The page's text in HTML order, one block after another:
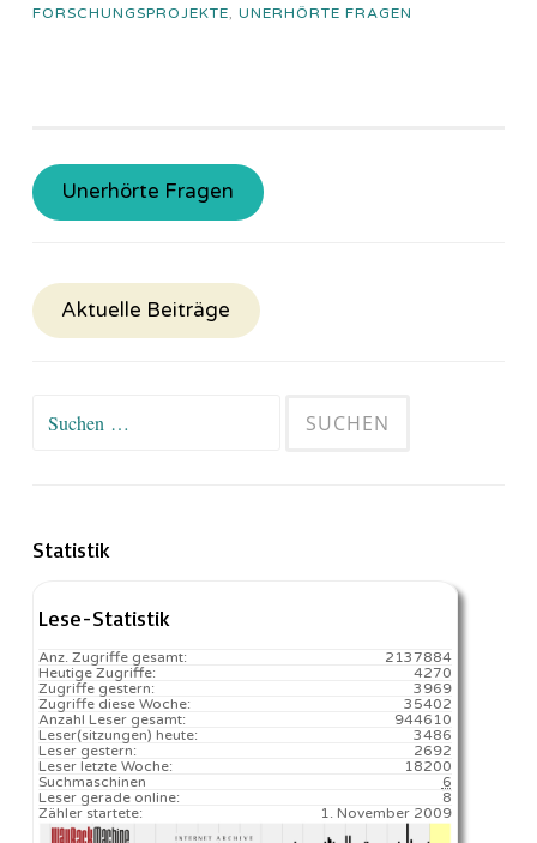
FORSCHUNGSPROJEKTE, UNERHÖRTE FRAGEN
Unerhörte Fragen
Aktuelle Beiträge
Suchen
Statistik
Lese-Statistik
2137884
Anz. Zugriffe gesamt:
4270
Heutige Zugriffe:
3969
Zugriffe gestern:
35402
Zugriffe diese Woche:
944610
Anzahl Leser gesamt:
3486️
Leser(sitzungen) heute:
2692
Leser gestern:
18200️
Leser letzte Woche:
6
Suchmaschinen
8
Leser gerade online:
1. November 2009
Zähler startete: